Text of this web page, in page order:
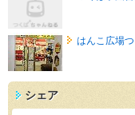
はんこ広場
シェア